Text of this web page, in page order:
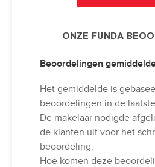
ONZE FUNDA